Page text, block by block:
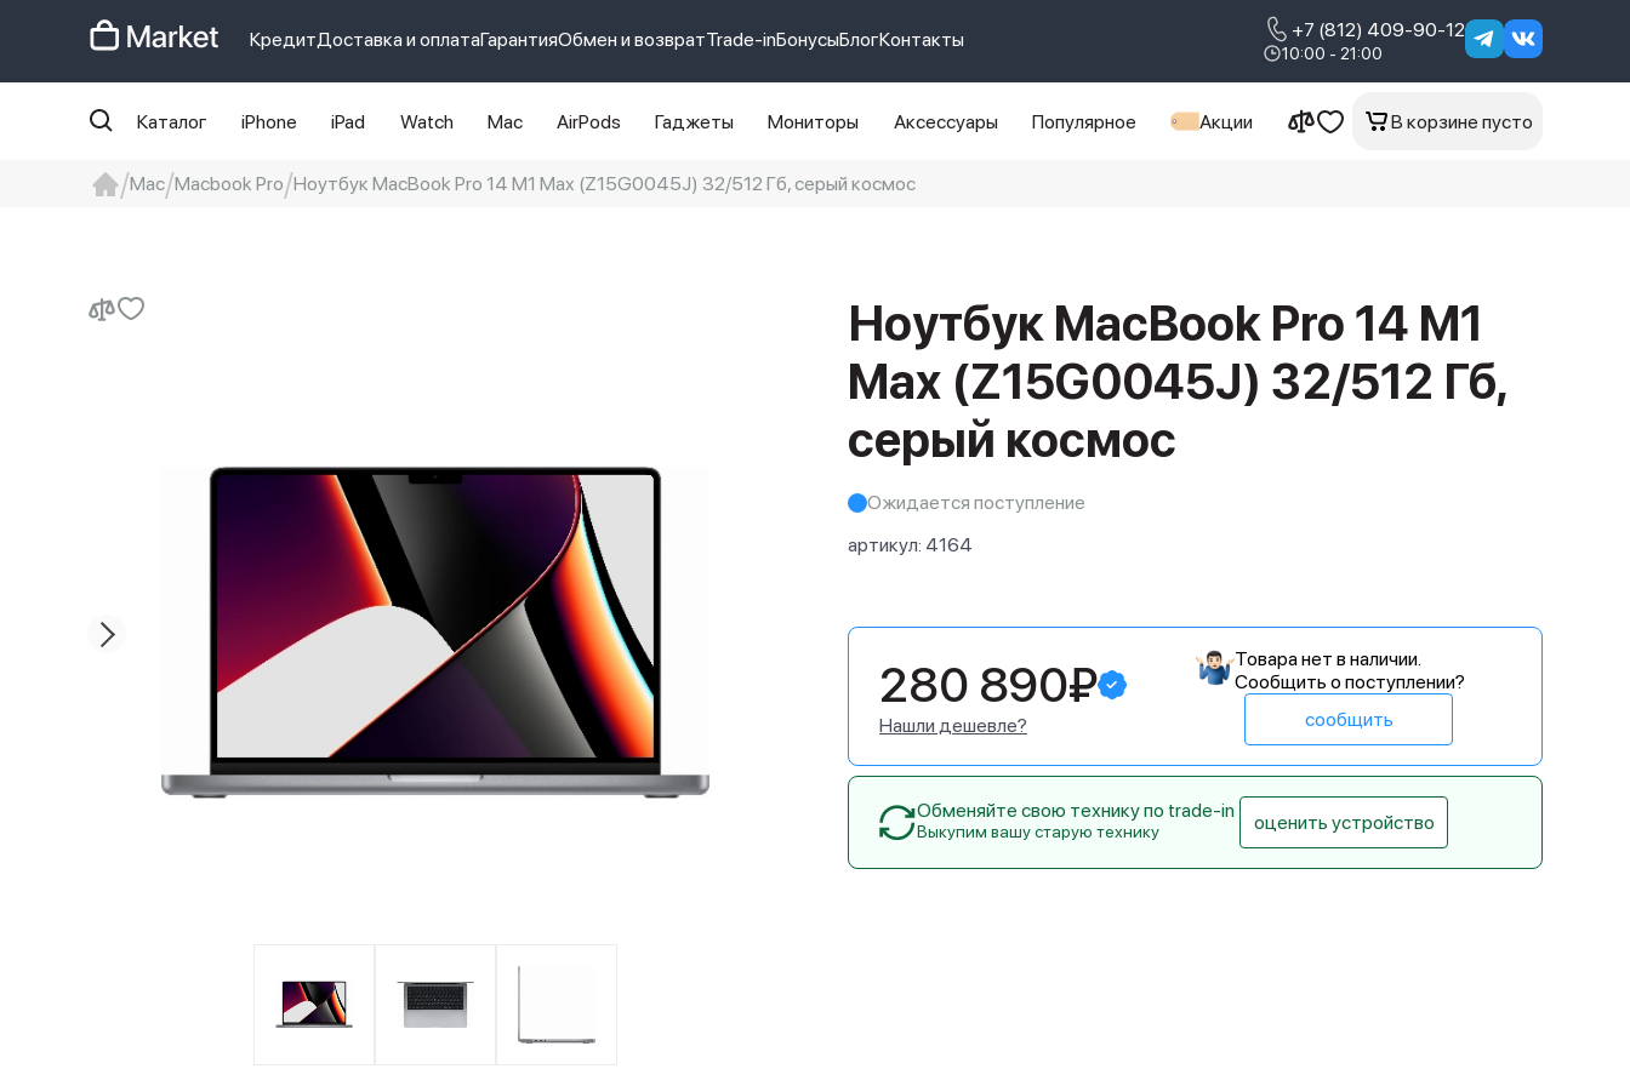
КредитДоставка и оплатаГарантияОбмен и возвратTrade-inБонусыБлогКонтакты +7 (812) 409-90-12
10:00 - 21:00
Каталог iPhone iPad Watch Mac AirPods Гаджеты Мониторы Аксессуары Популярное Акции В корзине пусто
Mac Macbook Pro Ноутбук MacBook Pro 14 M1 Max (Z15G0045J) 32/512 Гб, серый космос
Ноутбук MacBook Pro 14 M1
Max (Z15G0045J) 32/512 Гб,
серый космос
Ожидается поступление
артикул: 4164
280 890₽
Нашли дешевле?
Товара нет в наличии.
Сообщить о поступлении?
сообщить
Обменяйте свою технику по trade-in
Выкупим вашу старую технику оценить устройство